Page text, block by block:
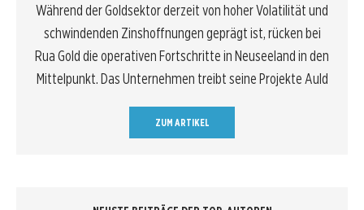
Während der Goldsektor derzeit von hoher Volatilität und
schwindenden Zinshoffnungen geprägt ist, rücken bei
Rua Gold die operativen Fortschritte in Neuseeland in den
Mittelpunkt. Das Unternehmen treibt seine Projekte Auld
ZUM ARTIKEL